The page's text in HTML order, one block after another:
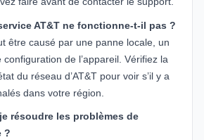
AT&T ne fonctionne-t-il pas ?
être causé par une panne locale, un
de l’appareil. Vérifiez la
du réseau d’AT&T pour voir s’il y a
dans votre région.
résoudre les problèmes de
?